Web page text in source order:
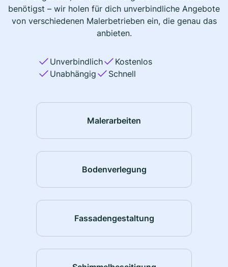
benötigst – wir holen für dich unverbindliche Angebote
von verschiedenen Malerbetrieben ein, die genau das
anbieten.
Unverbindlich
Kostenlos
Unabhängig
Schnell
Malerarbeiten
Bodenverlegung
Fassadengestaltung